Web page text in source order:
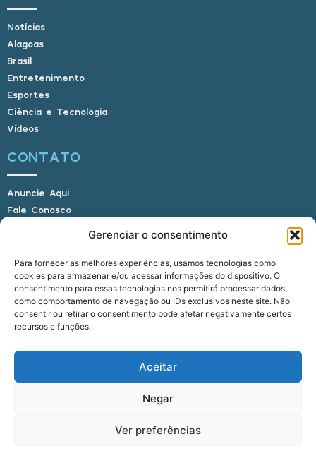
Gerenciar o consentimento
Para fornecer as melhores experiências, usamos tecnologias como
cookies para armazenar e/ou acessar informações do dispositivo. O
consentimento para essas tecnologias nos permitirá processar dados
como comportamento de navegação ou IDs exclusivos neste site. Não
consentir ou retirar o consentimento pode afetar negativamente certos
recursos e funções.
Aceitar
Negar
Ver preferências
Notícias
Alagoas
Brasil
Entretenimento
Esportes
Ciência e Tecnologia
Vídeos
CONTATO
Anuncie Aqui
Fale Conosco
E-mail: alagoasbrasilnoticias@gmail.com
Telefone: (82) 9 9691-0391 (Whatsapp)
Responsável Técnico: Crysthyan Carlos
Rua do Sau - Centro - Anadia - AL - CEP:
© 2022 - 2026 Alagoas Brasil Notícias. Todos os
direitos reservados.
fiveagência